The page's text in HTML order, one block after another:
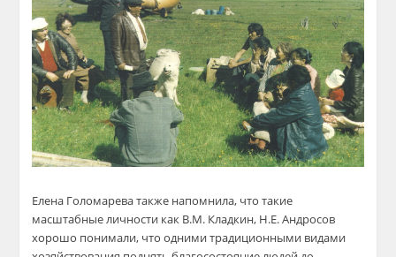
Елена Голомарева также напомнила, что такие
масштабные личности как В.М. Кладкин, Н.Е. Андросов
хорошо понимали, что одними традиционными видами